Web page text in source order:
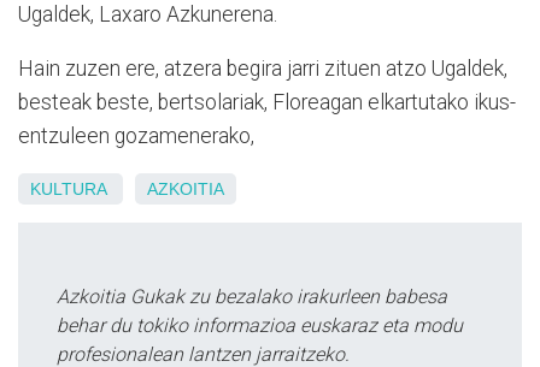
Ugaldek, Laxaro Azkunerena.
Hain zuzen ere, atzera begira jarri zituen atzo Ugaldek,
besteak beste, bertsolariak, Floreagan elkartutako ikus-
entzuleen gozamenerako,
KULTURA AZKOITIA
Azkoitia Gukak zu bezalako irakurleen babesa
behar du tokiko informazioa euskaraz eta modu
profesionalean lantzen jarraitzeko.